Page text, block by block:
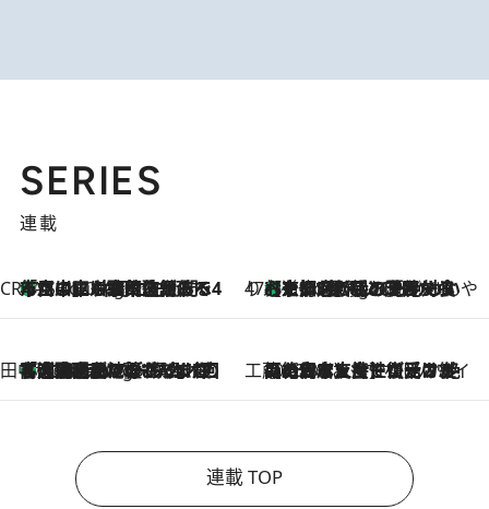
SERIES
連載
CREA'S CHOICE
1 Hour Ago
「立川にも歌舞伎があるんだよ」 片岡仁左衛門・市川中車ら豪華座組みで4年目の立川立飛歌舞伎へ 47都道府県の手みやげ ひんやりスイーツで夏を満喫
1 Hour Ago
【京都府】この夏絶対食べたい 冷やしておいしいおやつ3選 ひと口目から心を掴む新緑のテリーヌ
田中稲の勝手に再ブーム
6 Hours Ago
「湘南乃風に憧れて」観客大盛上がりの“タオル回し”に、ラッパー顔負けの高速歌唱まで…さだまさし（74）のアグレッシブすぎる現在地 工藤まやのおもてなしハワイ
2026.8.6
【ハワイ土産】ローカルの絶大な支持で復活！ 絶品の幻クッキー《元ファンの日本人女性が受け継いだ名店》
連載 TOP